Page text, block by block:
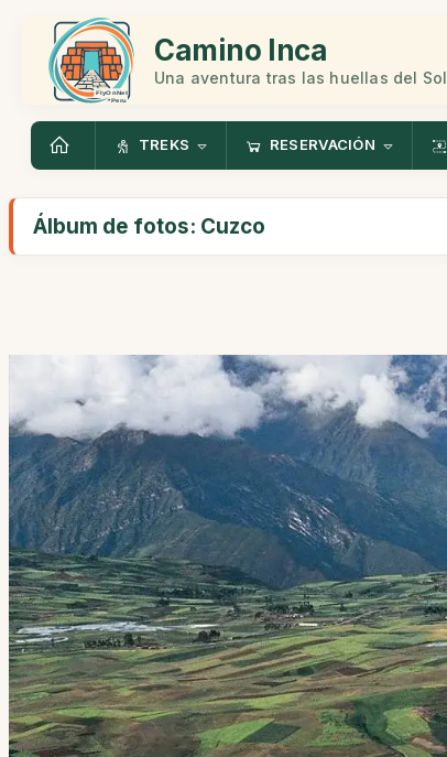
Camino Inca
Una aventura tras las huellas del Sol
TREKS RESERVACIÓN
Álbum de fotos: Cuzco